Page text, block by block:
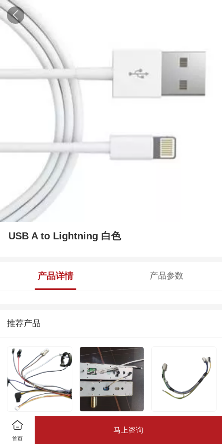
USB A to Lightning 白色
产品详情 产品参数
推荐产品
工规和医疗行业
首页
马上咨询